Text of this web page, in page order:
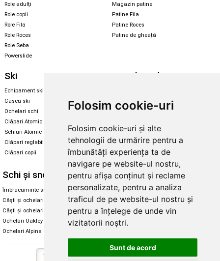
Folosim cookie-uri
Folosim cookie-uri și alte
tehnologii de urmărire pentru a
îmbunătăți experiența ta de
navigare pe website-ul nostru,
pentru afișa conținut și reclame
personalizate, pentru a analiza
traficul de pe website-ul nostru și
pentru a înțelege de unde vin
vizitatorii noștri.
Sunt de acord
Role adulți
Role copii
Role Fila
Role Roces
Role Seba
Powerslide
Magazin patine
Patine Fila
Patine Roces
Patine de gheață
Ski
Echipament ski
Cască ski
Ochelari schi
Clăpari Atomic
Schiuri Atomic
Clăpari reglabili
Clăpari copii
Snowboard
Echipament snowboard
Legături Rome SDS
Skate & longboard
Enuff Skateboards
Schi și snowboard
Îmbrăcăminte schi și snowboard
Căști și ochelari de iarnă
Căști și ochelari Alpina
Ochelari Oakley
Ochelari Alpina
Diverse
Cum aleg rolele
Cum aleg ochelarii
Ochelari de soare Oakley
Ochelari de soare Alpina